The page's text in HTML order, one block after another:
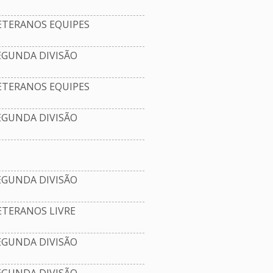
EQUIPES
DIVISÃO
EQUIPES
DIVISÃO
DIVISÃO
LIVRE
DIVISÃO